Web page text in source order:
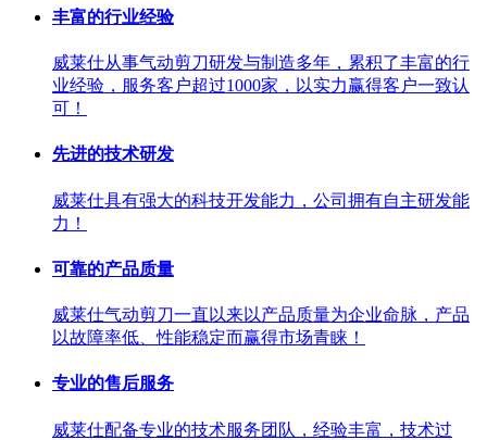
丰富的行业经验
威莱仕从事气动剪刀研发与制造多年，累积了丰富的行
业经验，服务客户超过1000家，以实力赢得客户一致认
可！
先进的技术研发
威莱仕具有强大的科技开发能力，公司拥有自主研发能
力！
可靠的产品质量
威莱仕气动剪刀一直以来以产品质量为企业命脉，产品
以故障率低、性能稳定而赢得市场青睐！
专业的售后服务
威莱仕配备专业的技术服务团队，经验丰富，技术过